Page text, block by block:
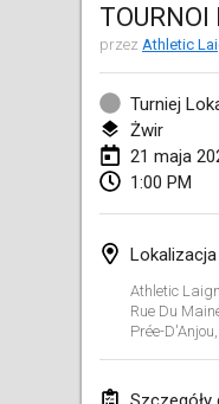
przez Athletic
Turniej
Żwir
21 maja
1:00 PM
Lokalizacja
Athletic
Rue Du
Prée-D'Anjou
22 sty
Mölkky
22 sty
22 sty
23 sty
luty 2022